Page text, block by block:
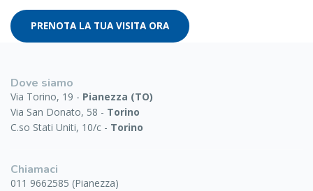
PRENOTA LA TUA VISITA ORA
Dove siamo
Via Torino, 19 - Pianezza (TO)
Via San Donato, 58 - Torino
C.so Stati Uniti, 10/c - Torino
Chiamaci
011 9662585 (Pianezza)